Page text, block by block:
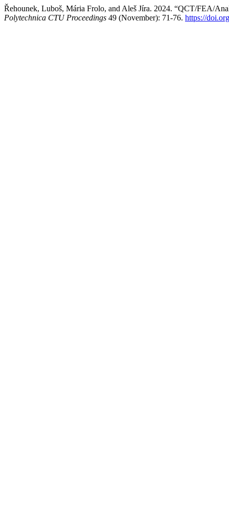
Řehounek, Luboš, Mária Frolo, and Aleš Jíra. 2024. “QCT/FEA/
Polytechnica CTU Proceedings 49 (November): 71-76. https://